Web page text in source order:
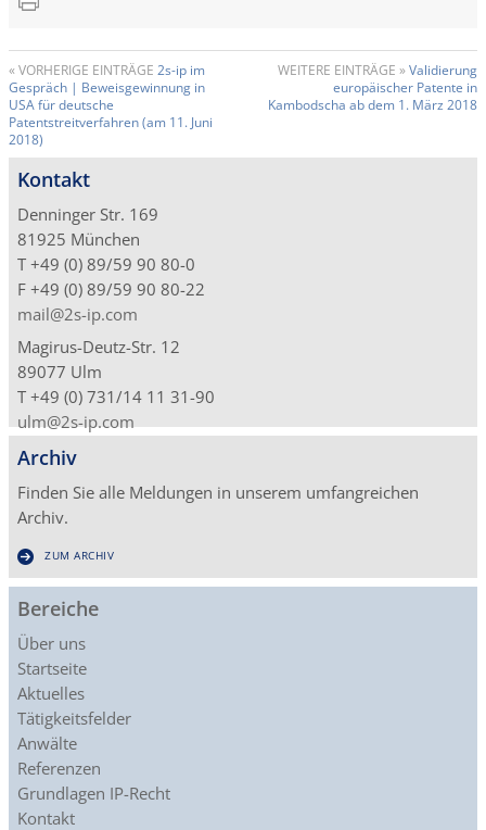
« VORHERIGE EINTRÄGE 2s-ip im
Gespräch | Beweisgewinnung in
USA für deutsche
Patentstreitverfahren (am 11. Juni
2018)
WEITERE EINTRÄGE »Validierung
europäischer Patente in
Kambodscha ab dem 1. März 2018
Kontakt
Denninger Str. 169
81925 München
T +49 (0) 89/59 90 80-0
F +49 (0) 89/59 90 80-22
mail@2s-ip.com
Magirus-Deutz-Str. 12
89077 Ulm
T +49 (0) 731/14 11 31-90
ulm@2s-ip.com
Archiv
Finden Sie alle Meldungen in unserem umfangreichen
Archiv.
ZUM ARCHIV
Bereiche
Über uns
Startseite
Aktuelles
Tätigkeitsfelder
Anwälte
Referenzen
Grundlagen IP-Recht
Kontakt